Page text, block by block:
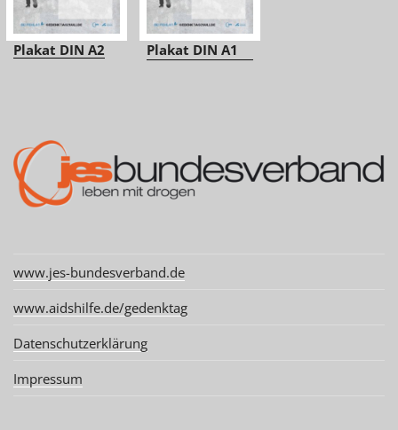
Plakat DIN A2 Plakat DIN A1
www.jes-bundesverband.de
www.aidshilfe.de/gedenktag
Datenschutzerklärung
Impressum